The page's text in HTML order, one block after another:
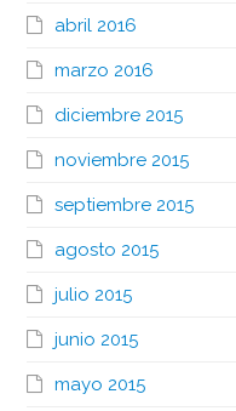
abril 2016
marzo 2016
diciembre 2015
noviembre 2015
septiembre 2015
agosto 2015
julio 2015
junio 2015
mayo 2015